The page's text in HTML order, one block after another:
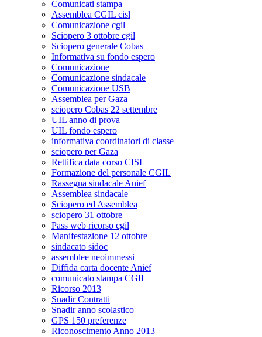
Comunicati stampa
Assemblea CGIL cisl
Comunicazione cgil
Sciopero 3 ottobre cgil
Sciopero generale Cobas
Informativa su fondo espero
Comunicazione
Comunicazione sindacale
Comunicazione USB
Assemblea per Gaza
sciopero Cobas 22 settembre
UIL anno di prova
UIL fondo espero
informativa coordinatori di classe
sciopero per Gaza
Rettifica data corso CISL
Formazione del personale CGIL
Rassegna sindacale Anief
Assemblea sindacale
Sciopero ed Assemblea
sciopero 31 ottobre
Pass web ricorso cgil
Manifestazione 12 ottobre
sindacato sidoc
assemblee neoimmessi
Diffida carta docente Anief
comunicato stampa CGIL
Ricorso 2013
Snadir Contratti
Snadir anno scolastico
GPS 150 preferenze
Riconoscimento Anno 2013